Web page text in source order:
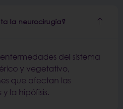
la neurocirugía?
del sistema
y vegetativo,
que afectan las
la hipófisis.